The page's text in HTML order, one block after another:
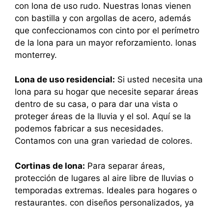
con lona de uso rudo. Nuestras lonas vienen
con bastilla y con argollas de acero, además
que confeccionamos con cinto por el perímetro
de la lona para un mayor reforzamiento. lonas
monterrey.
Lona de uso residencial: Si usted necesita una
lona para su hogar que necesite separar áreas
dentro de su casa, o para dar una vista o
proteger áreas de la lluvia y el sol. Aquí se la
podemos fabricar a sus necesidades.
Contamos con una gran variedad de colores.
Cortinas de lona: Para separar áreas,
protección de lugares al aire libre de lluvias o
temporadas extremas. Ideales para hogares o
restaurantes. con diseños personalizados, ya